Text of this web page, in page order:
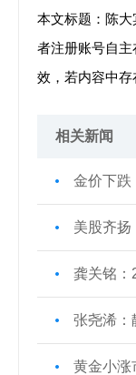
本文标题：陈
者注册账号自
效，若内容中
相关新闻
金价下跌
美股齐扬
龚关铭：
张尧浠：
黄金小涨